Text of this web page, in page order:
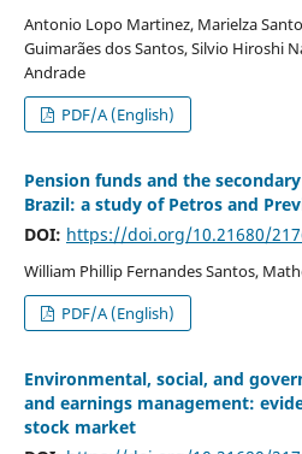
Antonio Lopo Martinez, Marielza
Guimarães dos Santos, Silvio Hiroshi
Andrade
PDF/A (English)
Pension funds and the
Brazil: a study of Petros and
DOI: https://doi.org/10.21680/
William Phillip Fernandes Santos,
PDF/A (English)
Environmental, social, and
and earnings management:
stock market